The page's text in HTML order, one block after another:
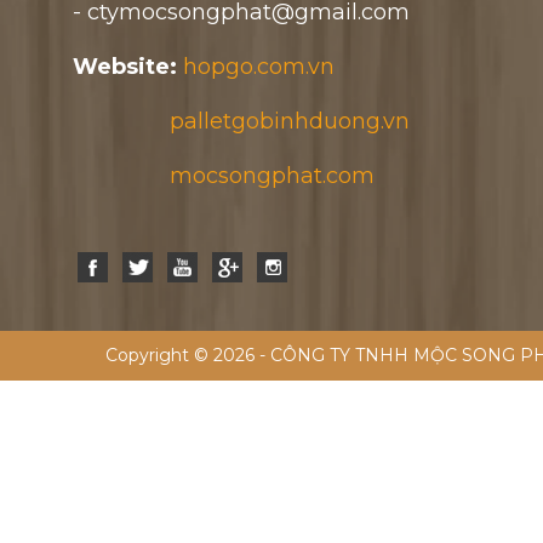
- ctymocsongphat@gmail.com
Website: hopgo.com.vn
palletgobinhduong.vn
mocsongphat.com
Copyright © 2026 - CÔNG TY TNHH MỘC SONG